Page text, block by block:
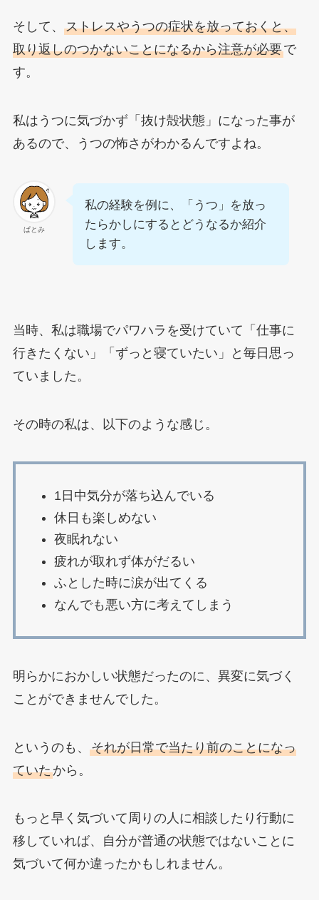
そして、 ストレスやうつの症状を放っておくと、
取り返しのつかないことになるから注意が必要で
す。
私はうつに気づかず「抜け殻状態」になった事が
あるので、うつの怖さがわかるんですよね。
ぱとみ
私の経験を例に、「うつ」を放っ
たらかしにするとどうなるか紹介
します。
当時、私は職場でパワハラを受けていて「仕事に
行きたくない」「ずっと寝ていたい」と毎日思っ
ていました。
その時の私は、以下のような感じ。
1日中気分が落ち込んでいる
休日も楽しめない
夜眠れない
疲れが取れず体がだるい
ふとした時に涙が出てくる
なんでも悪い方に考えてしまう
明らかにおかしい状態だったのに、異変に気づく
ことができませんでした。
というのも、 それが日常で当たり前のことになっ
ていたから。
もっと早く気づいて周りの人に相談したり行動に
移していれば、自分が普通の状態ではないことに
気づいて何か違ったかもしれません。